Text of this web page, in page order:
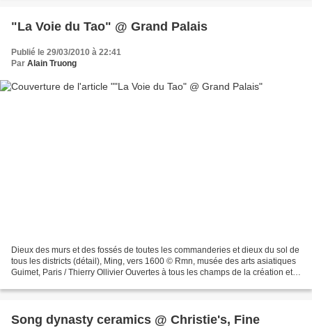
"La Voie du Tao" @ Grand Palais
Publié le 29/03/2010 à 22:41
Par Alain Truong
Dieux des murs et des fossés de toutes les commanderies et dieux du sol de
tous les districts (détail), Ming, vers 1600 © Rmn, musée des arts asiatiques
Guimet, Paris / Thierry Ollivier Ouvertes à tous les champs de la création et
Song dynasty ceramics @ Christie's, Fine